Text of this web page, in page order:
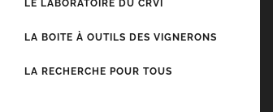
LE LABORATOIRE DU CRVI
LA BOITE À OUTILS DES VIGNERONS
LA RECHERCHE POUR TOUS